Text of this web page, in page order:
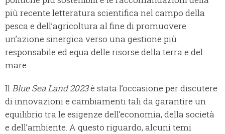
più recente letteratura scientifica nel campo della
pesca e dell’agricoltura al fine di promuovere
un’azione sinergica verso una gestione più
responsabile ed equa delle risorse della terra e del
mare.
IlBlue Sea Land 2023è stata l’occasione per discutere
di innovazioni e cambiamenti tali da garantire un
equilibrio tra le esigenze dell’economia, della società
e dell’ambiente. A questo riguardo, alcuni temi